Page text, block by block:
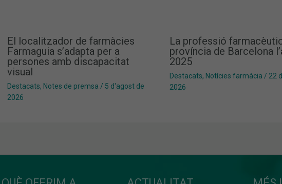
El localitzador de farmàcies
Farmaguia s’adapta per a
persones amb discapacitat
visual
Destacats, Notes de premsa / 5 d'agost de
2026
La professió
província de Barcelona
2025
Destacats, Notícies farmàcia / 22
2026